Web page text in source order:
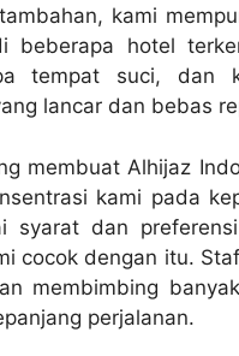
kami
beberapa hotel
tempat suci, dan
lancar dan bebas
membuat Alhijaz
kami pada
syarat dan
cocok dengan itu.
membimbing
perjalanan.